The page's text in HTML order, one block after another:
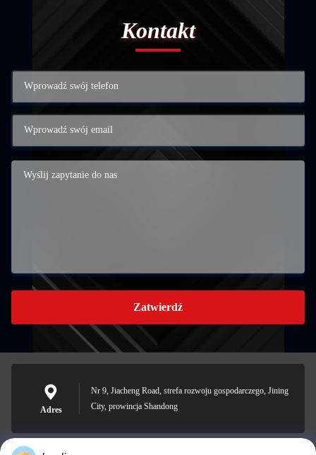
Kontakt
Zatwierdź
Adres
Nr 9, Jiacheng Road, strefa rozwoju gospodarczego, Jining
City, prowincja Shandong